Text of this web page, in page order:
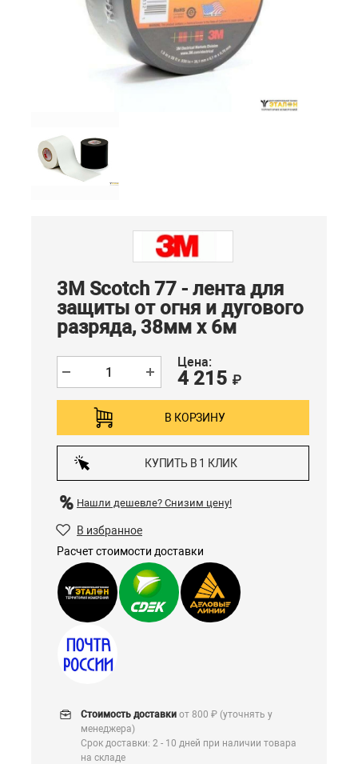
3M Scotch 77 - лента для
защиты от огня и дугового
разряда, 38мм х 6м
Цена:
4 215 ₽
В КОРЗИНУ
КУПИТЬ В 1 КЛИК
Нашли дешевле? Снизим цену!
В избранное
Расчет стоимости доставки
Стоимость доставки от 800 ₽ (уточнять у
менеджера)
Срок доставки: 2 - 10 дней при наличии товара
на складе